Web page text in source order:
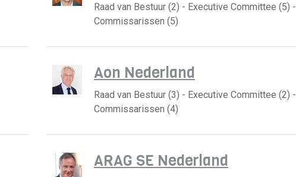
Raad van Bestuur (2) - Executive Committee (5) -
Commissarissen (5)
Aon Nederland
Raad van Bestuur (3) - Executive Committee (2) -
Commissarissen (4)
ARAG SE Nederland